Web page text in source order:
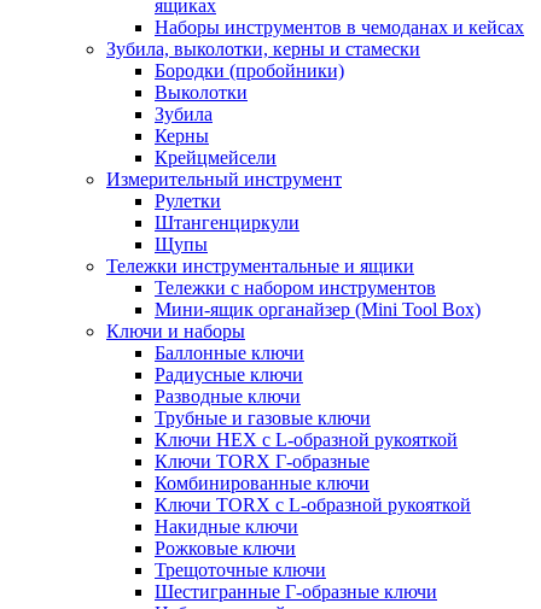
ящиках
Наборы инструментов в чемоданах и кейсах
Зубила, выколотки, керны и стамески
Бородки (пробойники)
Выколотки
Зубила
Керны
Крейцмейсели
Измерительный инструмент
Рулетки
Штангенциркули
Щупы
Тележки инструментальные и ящики
Тележки с набором инструментов
Мини-ящик органайзер (Mini Tool Box)
Ключи и наборы
Баллонные ключи
Радиусные ключи
Разводные ключи
Трубные и газовые ключи
Ключи HEX с L-образной рукояткой
Ключи TORX Г-образные
Комбинированные ключи
Ключи TORX с L-образной рукояткой
Накидные ключи
Рожковые ключи
Трещоточные ключи
Шестигранные Г-образные ключи